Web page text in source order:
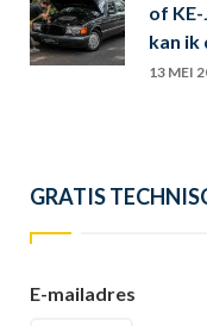
of
kan ik
13 MEI
GRATIS
E-mailadres